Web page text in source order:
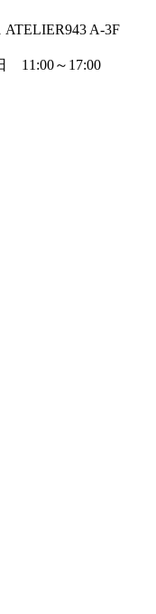
A-3F
11:00～17:00